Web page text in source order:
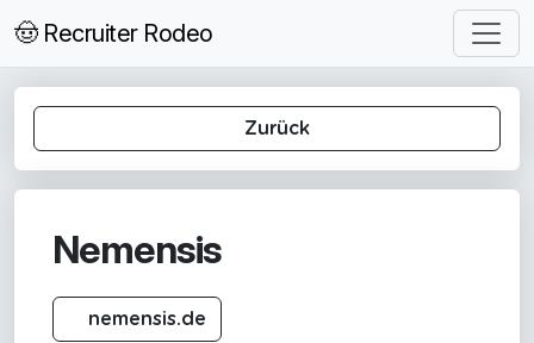
🤠 Recruiter Rodeo
Zurück
Nemensis
nemensis.de